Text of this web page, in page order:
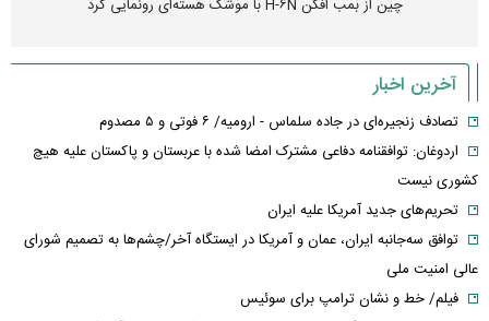
چین از بمب افکن H-۶N با موشک هسته‌ای رونمایی کرد
آخرین اخبار
تصادف زنجیره‌ای در جاده سلماس - ارومیه/ ۶ فوتی و ۵ مصدوم
اردوغان: توافقنامه دفاعی مشترک امضا شده با عربستان و پاکستان علیه هیچ
کشوری نیست
تحریم‌های جدید آمریکا علیه ایران
توافق سه‌جانبه ایران، عمان و آمریکا در ایستگاه آخر/چشم‌ها به تصمیم شورای
عالی امنیت ملی
فیلم/ خط و نشان ترامپ برای سوئیس